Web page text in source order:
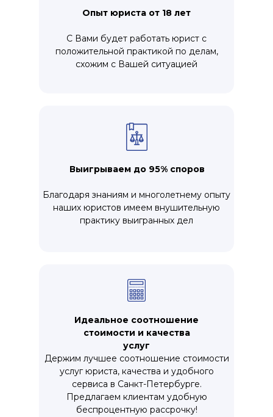
С Вами будет работать юрист с
положительной практикой по делам,
схожим с Вашей ситуацией
Благодаря знаниям и многолетнему опыту
наших юристов имеем внушительную
практику выигранных дел
Опыт юриста от 18 лет
Выигрываем до 95% споров
Держим лучшее соотношение стоимости
услуг юриста, качества и удобного
сервиса в Санкт-Петербурге.
Предлагаем клиентам удобную
беспроцентную рассрочку!
Идеальное соотношение
стоимости и качества
услуг